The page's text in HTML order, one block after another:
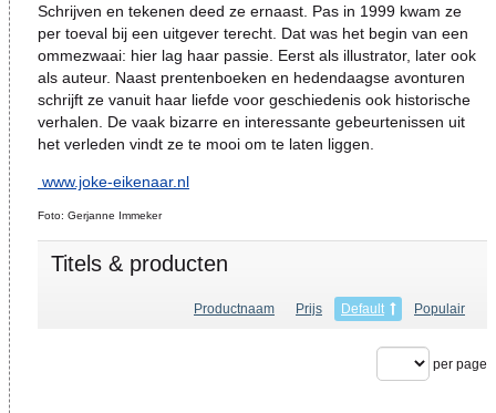
Schrijven en tekenen deed ze ernaast. Pas in 1999 kwam ze
per toeval bij een uitgever terecht. Dat was het begin van een
ommezwaai: hier lag haar passie. Eerst als illustrator, later ook
als auteur. Naast prentenboeken en hedendaagse avonturen
schrijft ze vanuit haar liefde voor geschiedenis ook historische
verhalen. De vaak bizarre en interessante gebeurtenissen uit
het verleden vindt ze te mooi om te laten liggen.
www.joke-eikenaar.nl
Foto: Gerjanne Immeker
Titels & producten
Productnaam Prijs Default Populair
per page